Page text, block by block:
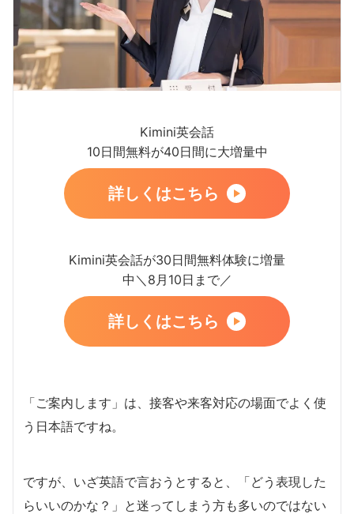
Kimini英会話
10日間無料が40日間に大増量中
詳しくはこちら
Kimini英会話が30日間無料体験に増量
中＼8月10日まで／
詳しくはこちら
「ご案内します」は、接客や来客対応の場面でよく使
う日本語ですね。
ですが、いざ英語で言おうとすると、「どう表現した
らいいのかな？」と迷ってしまう方も多いのではない